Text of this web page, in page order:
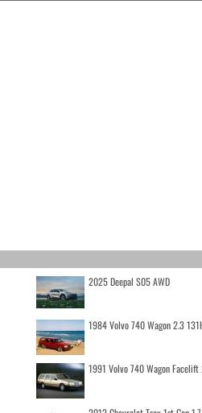
2025 Deepal S05 AWD
1984 Volvo 740 Wagon 2.3
1991 Volvo 740 Wagon Facelift